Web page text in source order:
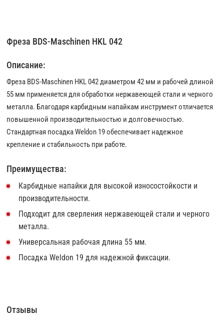
Фреза BDS-Maschinen HKL 042
Описание:
Фреза BDS-Maschinen HKL 042 диаметром 42 мм и рабочей длиной
55 мм применяется для обработки нержавеющей стали и черного
металла. Благодаря карбидным напайкам инструмент отличается
повышенной производительностью и долговечностью.
Стандартная посадка Weldon 19 обеспечивает надежное
крепление и стабильность при работе.
Преимущества:
Карбидные напайки для высокой износостойкости и
производительности.
Подходит для сверления нержавеющей стали и черного
металла.
Универсальная рабочая длина 55 мм.
Посадка Weldon 19 для надежной фиксации.
Отзывы